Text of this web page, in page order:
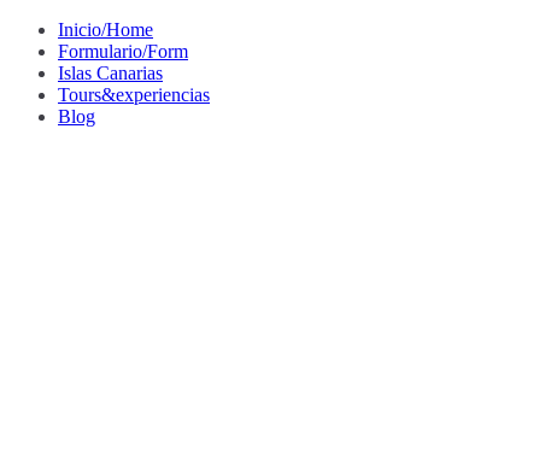
Saltar
contenido
Inicio/Home
Formulario/Form
Islas Canarias
Tours&experiencias
Blog